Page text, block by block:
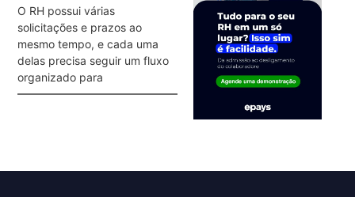
O RH possui várias
solicitações e prazos ao
mesmo tempo, e cada uma
delas precisa seguir um fluxo
organizado para